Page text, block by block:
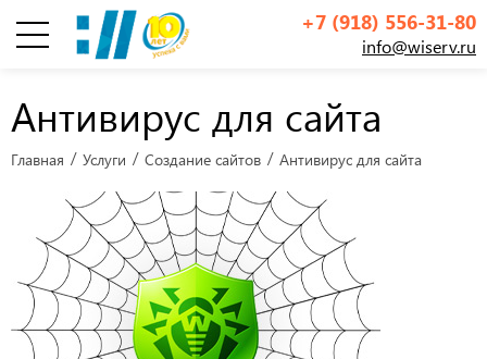
+7 (918) 556-31-80
info@wiserv.ru
Антивирус для сайта
Главная Услуги Создание сайтов Антивирус для сайта